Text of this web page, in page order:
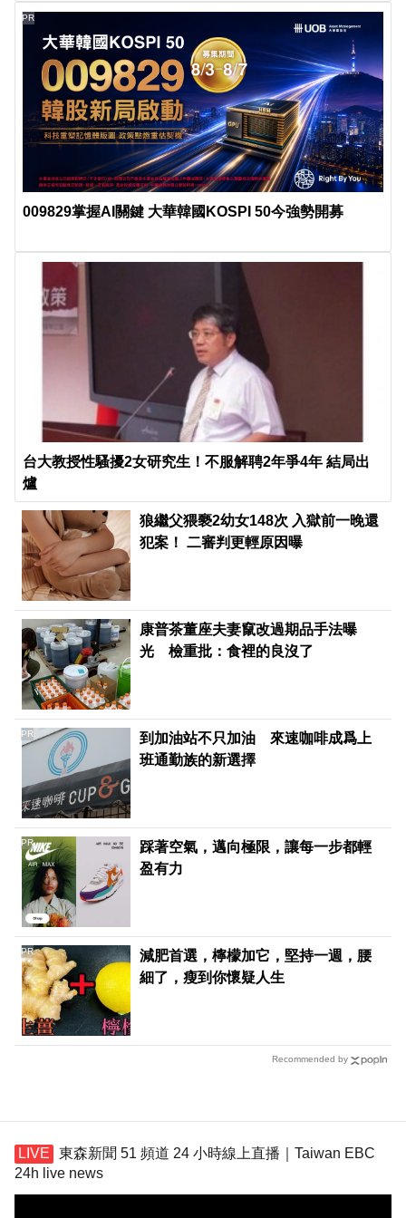
009829掌握AI關鍵 大華韓國KOSPI 50今強勢開募
PR
台大教授性騷擾2女研究生！不服解聘2年爭4年 結局出
爐
狼繼父猥褻2幼女148次 入獄前一晚還
犯案！ 二審判更輕原因曝
康普茶董座夫妻竄改過期品手法曝
光 檢重批：食裡的良沒了
到加油站不只加油 來速咖啡成爲上
班通勤族的新選擇
PR
踩著空氣，邁向極限，讓每一步都輕
盈有力
PR
減肥首選，檸檬加它，堅持一週，腰
細了，瘦到你懷疑人生
PR
Recommended by
東森新聞 51 頻道 24 小時線上直播｜Taiwan EBC
24h live news